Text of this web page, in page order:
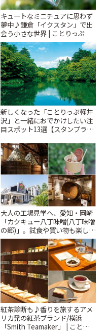
キュートなミニチュアに思わず
夢中♪鎌倉「イクスタン」で出
会う小さな世界 | ことりっぷ
新しくなった「ことりっぷ軽井
沢」と一緒におでかけしたい注
目スポット13選【スタンプラリ
大人の工場見学へ、愛知・岡崎
「カクキュー八丁味噌(八丁味噌
の郷)」。試食や買い物も楽しみ
♪ | ことりっぷ
紅茶診断も♪香りを旅するアメ
リカ発の紅茶ブランド/横浜
「Smith Teamaker」 | ことりっ